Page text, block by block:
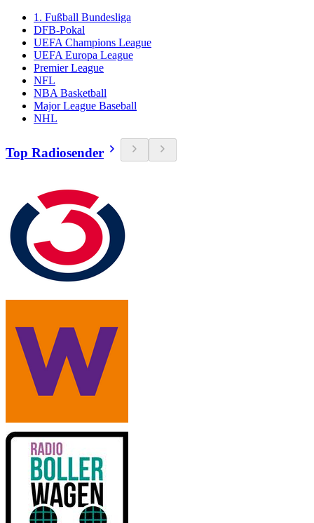
1. Fußball Bundesliga
DFB-Pokal
UEFA Champions League
UEFA Europa League
Premier League
NFL
NBA Basketball
Major League Baseball
NHL
Top Radiosender